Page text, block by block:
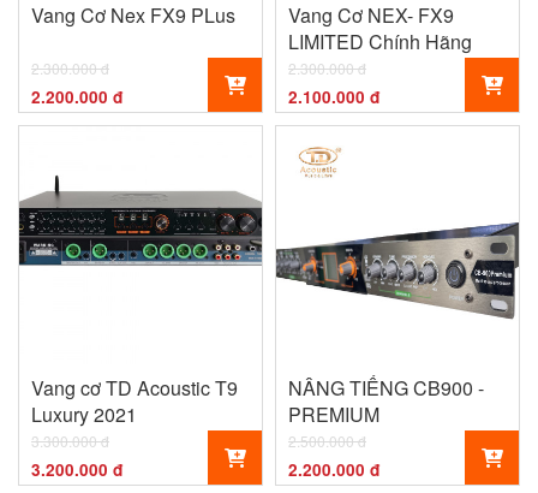
Vang Cơ Nex FX9 PLus
2.300.000 đ
2.200.000 đ
Vang Cơ NEX- FX9
LIMITED Chính Hãng
2.300.000 đ
2.100.000 đ
Vang cơ TD Acoustic T9
Luxury 2021
3.300.000 đ
3.200.000 đ
NÂNG TIẾNG CB900 -
PREMIUM
2.500.000 đ
2.200.000 đ